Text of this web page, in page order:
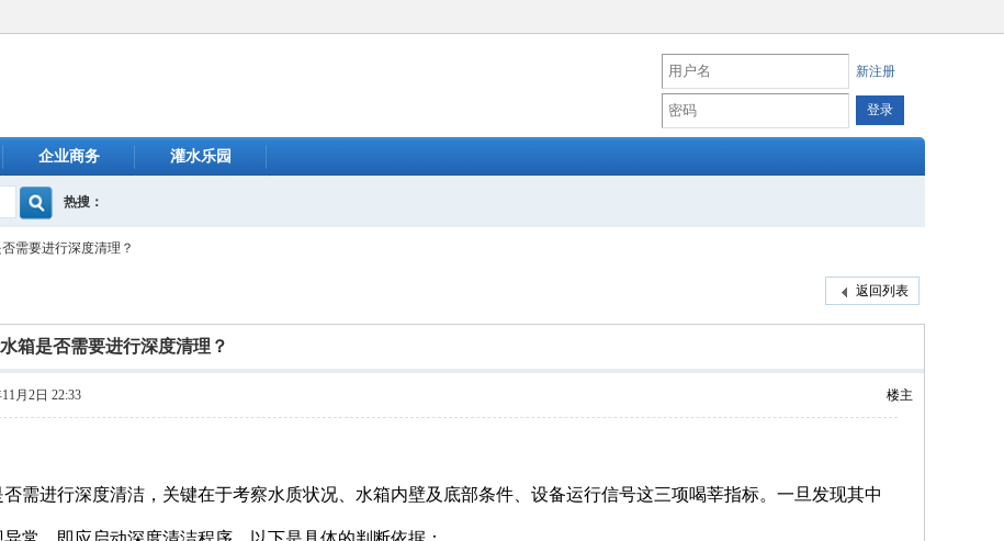
新注册
企业商务 灌水乐园
热搜：
需要进行深度清理？
返回列表
箱是否需要进行深度清理？
楼主
月2日 22:33
需进行深度清洁，关键在于考察水质状况、水箱内壁及底部条件、设备运行信号这三项喝莘指标。一旦发现其中